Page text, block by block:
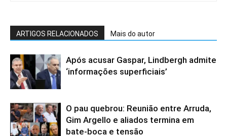
ARTIGOS RELACIONADOS Mais do autor
Após acusar Gaspar, Lindbergh admite
‘informações superficiais’
O pau quebrou: Reunião entre Arruda,
Gim Argello e aliados termina em
bate-boca e tensão